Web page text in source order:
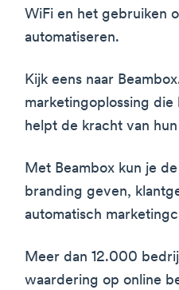
WiFi en het gebruiken
automatiseren.
Kijk eens naar
marketingoplossing
helpt de kracht van
Met Beambox kun je
branding geven,
automatisch
Meer dan 12.000
waardering op online